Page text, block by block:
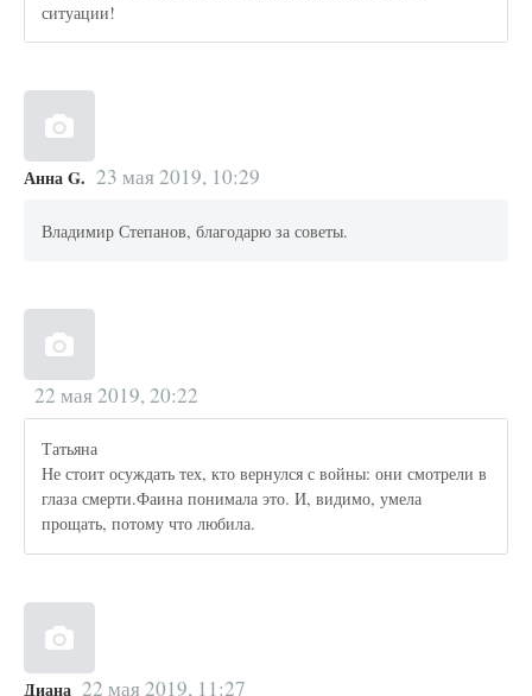
ситуации!
Анна G. 23 мая 2019, 10:29
Владимир Степанов, благодарю за советы.
22 мая 2019, 20:22
Татьяна
Не стоит осуждать тех, кто вернулся с войны: они смотрели в
глаза смерти.Фаина понимала это. И, видимо, умела
прощать, потому что любила.
Диана 22 мая 2019, 11:27